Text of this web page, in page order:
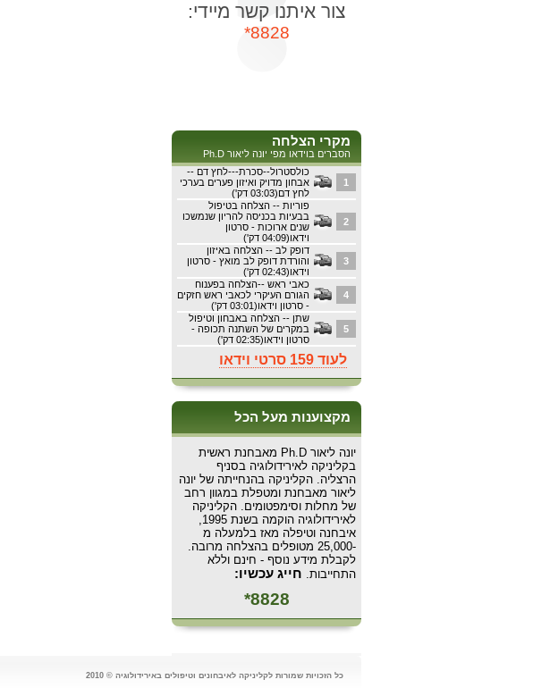
צור איתנו קשר מיידי:
8828*
מקרי הצלחה
הסברים בוידאו מפי יונה ליאור Ph.D
כולסטרול--סכרת---לחץ דם --
אבחון מדויק ואיזון פערים בערכי
לחץ דם(03:03 דק')
1
פוריות -- הצלחה בטיפול
בבעיות בכניסה להריון שנמשכו
שנים ארוכות - סרטון
וידאו(04:09 דק')
2
דופק לב -- הצלחה באיזון
והורדת דופק לב מואץ - סרטון
וידאו(02:43 דק')
3
כאבי ראש --הצלחה בפענוח
הגורם העיקרי לכאבי ראש חזקים
- סרטון וידאו(03:01 דק')
4
שתן -- הצלחה באבחון וטיפול
במקרים של השתנה תכופה -
סרטון וידאו(02:35 דק')
5
לעוד 159 סרטי וידאו
מקצוענות מעל הכל
יונה ליאור Ph.D מאבחנת ראשית
בקליניקה לאירידולוגיה בסניף
הרצליה. הקליניקה בהנחייתה של יונה
ליאור מאבחנת ומטפלת במגוון רחב
של מחלות וסימפטומים. הקליניקה
לאירידולוגיה הוקמה בשנת 1995,
איבחנה וטיפלה מאז בלמעלה מ
-25,000 מטופלים בהצלחה מרובה.
לקבלת מידע נוסף - חינם וללא
התחייבות. חייג עכשיו:
8828*
כל הזכויות שמורות לקליניקה לאיבחונים וטיפולים באירידולוגיה © 2010